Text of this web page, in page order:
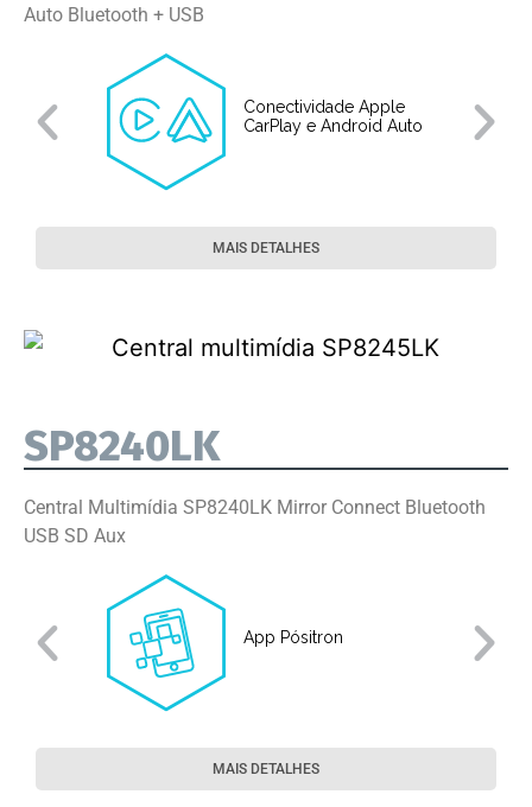
Auto Bluetooth + USB
Conectividade Apple
CarPlay e Android Auto
MAIS DETALHES
SP8240LK
Central Multimídia SP8240LK Mirror Connect Bluetooth
USB SD Aux
App Pósitron
MAIS DETALHES